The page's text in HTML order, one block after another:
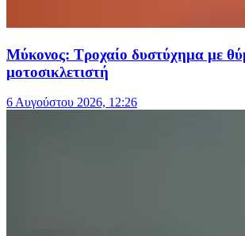
Μύκονος: Τροχαίο δυστύχημα με
μοτοσικλετιστή
6 Αυγούστου 2026, 12:26